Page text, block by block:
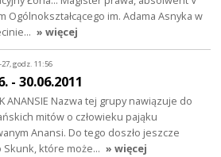
Ogólnokształcącego im. Adama Asnyka w
» więcej
27, godz. 11:56
- 30.06.2011
ANANSIE Nazwa tej grupy nawiązuje do
mitów o człowieku pająku
Anansi. Do tego doszło jeszcze
Skunk, które może… » więcej